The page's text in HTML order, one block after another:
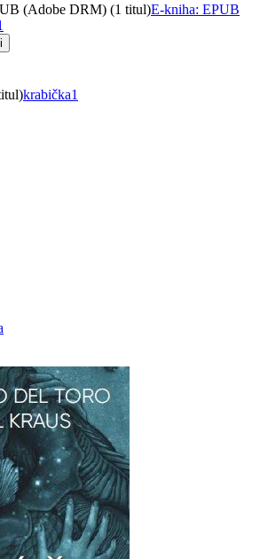
(Adobe DRM) (1 titul)E-kniha: EPUB
krabička1